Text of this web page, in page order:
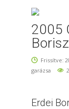
2005
Borisz
Frissítve:
garázsa
Erdei